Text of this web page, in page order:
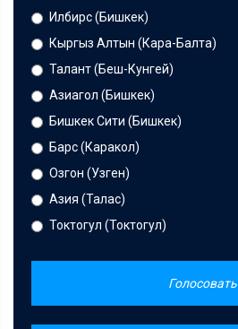
Илбирс (Бишкек)
Кыргыз Алтын (Кара-Балта)
Талант (Беш-Кунгей)
Азиагол (Бишкек)
Бишкек Сити (Бишкек)
Барс (Каракол)
Озгон (Узген)
Азия (Талас)
Токтогул (Токтогул)
Голосовать